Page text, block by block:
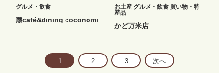
グルメ・飲食
蔵café&dining coconomi
お土産 グルメ・飲食 買い物・特
産品
かど万米店
1 2 3 次へ